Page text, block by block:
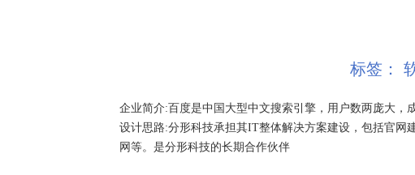
标签：
企业简介:百度是中国大型中文搜索引擎，用户数两庞大，
设计思路:分形科技承担其IT整体解决方案建设，包括官网
网等。是分形科技的长期合作伙伴